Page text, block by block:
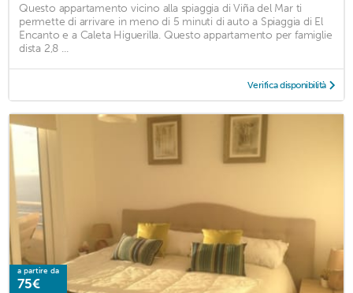
Questo appartamento vicino alla spiaggia di Viña del Mar ti
permette di arrivare in meno di 5 minuti di auto a Spiaggia di El
Encanto e a Caleta Higuerilla. Questo appartamento per famiglie
dista 2,8 ...
Verifica disponibilità
a partire da
75€